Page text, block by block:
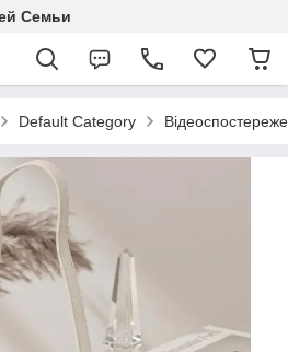
Семьи
Default Category